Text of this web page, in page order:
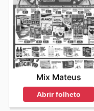
Mix Mateus
Abrir folheto